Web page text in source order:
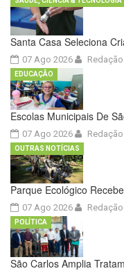
Santa Casa Seleciona
07 Ago 2026 Redação
Escolas Municipais De
07 Ago 2026
EDUCAÇÃO
Redação
Parque Ecológico
07 Ago 2026
OUTRAS NOTÍCIAS
Redação
São Carlos Amplia
POLÍTICA